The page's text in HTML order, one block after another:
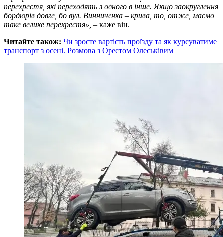
перехрестя, які переходять з одного в інше. Якщо заокруглення
бордюрів довге, бо вул. Винниченка – крива, то, отже, маємо
таке велике перехрестя», – каже він.
Читайте також: Чи зросте вартість проїзду та як курсуватиме
транспорт з осені. Розмова з Орестом Олеськівим